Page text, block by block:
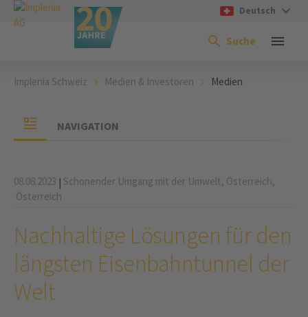
Deutsch
Suche
Implenia Schweiz Medien & Investoren Medien
NAVIGATION
08.08.2023 | Schonender Umgang mit der Umwelt, Österreich,
Österreich
Nachhaltige Lösungen für den
längsten Eisenbahntunnel der
Welt